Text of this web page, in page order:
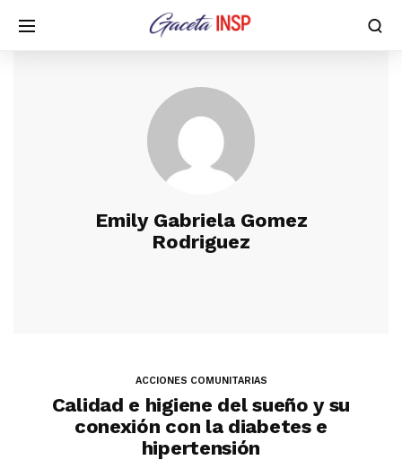
Emily Gabriela Gomez
Rodriguez
ACCIONES COMUNITARIAS
Calidad e higiene del sueño y su
conexión con la diabetes e
hipertensión